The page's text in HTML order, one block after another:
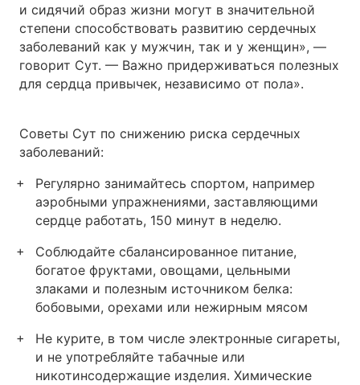
и сидячий образ жизни могут в значительной
степени способствовать развитию сердечных
заболеваний как у мужчин, так и у женщин», —
говорит Сут. — Важно придерживаться полезных
для сердца привычек, независимо от пола».
Советы Сут по снижению риска сердечных
заболеваний:
Регулярно занимайтесь спортом, например
аэробными упражнениями, заставляющими
сердце работать, 150 минут в неделю.
Соблюдайте сбалансированное питание,
богатое фруктами, овощами, цельными
злаками и полезным источником белка:
бобовыми, орехами или нежирным мясом
Не курите, в том числе электронные сигареты,
и не употребляйте табачные или
никотинсодержащие изделия. Химические